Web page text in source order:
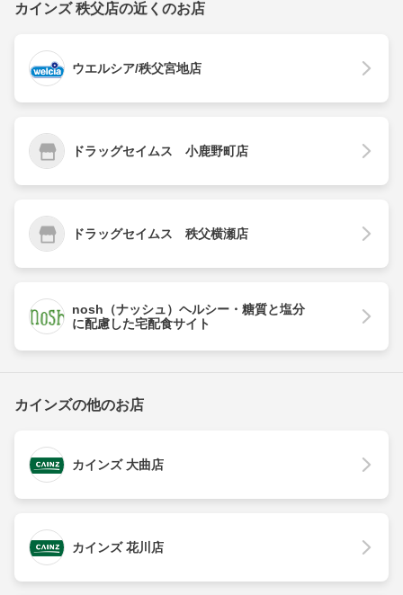
カインズ 秩父店の近くのお店
ウエルシア/秩父宮地店
ドラッグセイムス 小鹿野町店
ドラッグセイムス 秩父横瀬店
nosh（ナッシュ）ヘルシー・糖質と塩分
に配慮した宅配食サイト
カインズの他のお店
カインズ 大曲店
カインズ 花川店